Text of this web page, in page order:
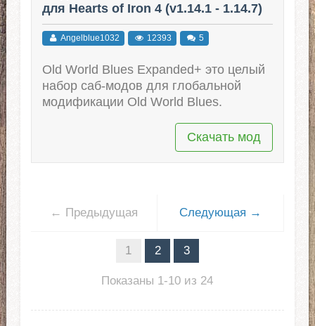
для Hearts of Iron 4 (v1.14.1 - 1.14.7)
Angelblue1032 12393 5
Old World Blues Expanded+ это целый
набор саб-модов для глобальной
модификации Old World Blues.
Скачать мод
← Предыдущая Следующая →
1 2 3
Показаны 1-10 из 24